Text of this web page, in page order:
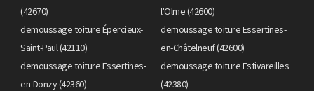
(42670)
l'Olme (42600)
demoussage toiture Épercieux-
Saint-Paul (42110)
demoussage toiture Essertines-
en-Châtelneuf (42600)
demoussage toiture Essertines-
en-Donzy (42360)
demoussage toiture Estivareilles
(42380)